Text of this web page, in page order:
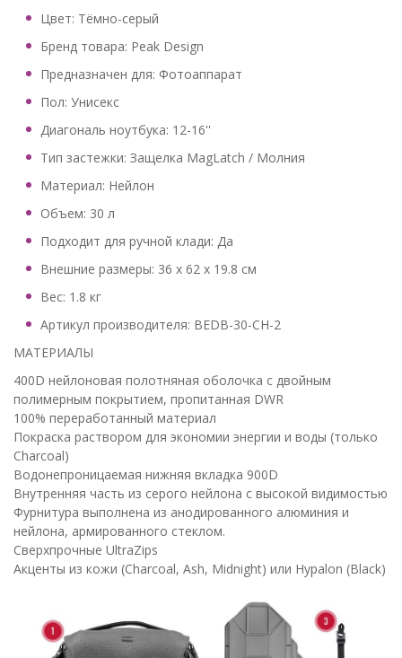
Цвет: Тёмно-серый
Бренд товара: Peak Design
Предназначен для: Фотоаппарат
Пол: Унисекс
Диагональ ноутбука: 12-16''
Тип застежки: Защелка MagLatch / Молния
Материал: Нейлон
Объем: 30 л
Подходит для ручной клади: Да
Внешние размеры: 36 x 62 x 19.8 см
Вес: 1.8 кг
Артикул производителя: BEDB-30-CH-2
МАТЕРИАЛЫ
400D нейлоновая полотняная оболочка с двойным
полимерным покрытием, пропитанная DWR
100% переработанный материал
Покраска раствором для экономии энергии и воды (только
Charcoal)
Водонепроницаемая нижняя вкладка 900D
Внутренняя часть из серого нейлона с высокой видимостью
Фурнитура выполнена из анодированного алюминия и
нейлона, армированного стеклом.
Сверхпрочные UltraZips
Акценты из кожи (Charcoal, Ash, Midnight) или Hypalon (Black)